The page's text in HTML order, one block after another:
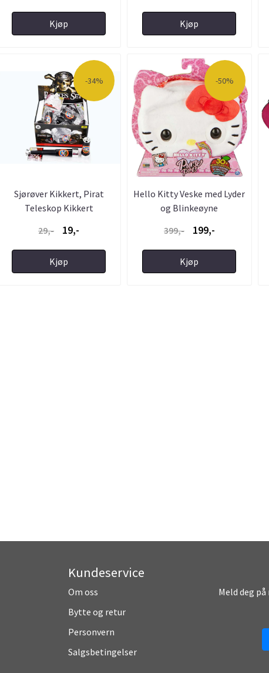
Kjøp Kjøp
-34%
Sjørøver Kikkert, Pirat
Teleskop Kikkert
29,-
19,-
Kjøp
-50%
Hello Kitty Veske med Lyder
og Blinkeøyne
399,-
199,-
Kjøp
Kundeservice
Om oss
Bytte og retur
Personvern
Salgsbetingelser
Meld deg